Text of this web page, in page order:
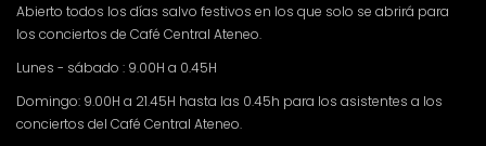
Abierto todos los días salvo festivos en los que solo se abrirá para
los conciertos de Café Central Ateneo.
Lunes - sábado : 9.00H a 0.45H
Domingo: 9.00H a 21.45H hasta las 0.45h para los asistentes a los
conciertos del Café Central Ateneo.